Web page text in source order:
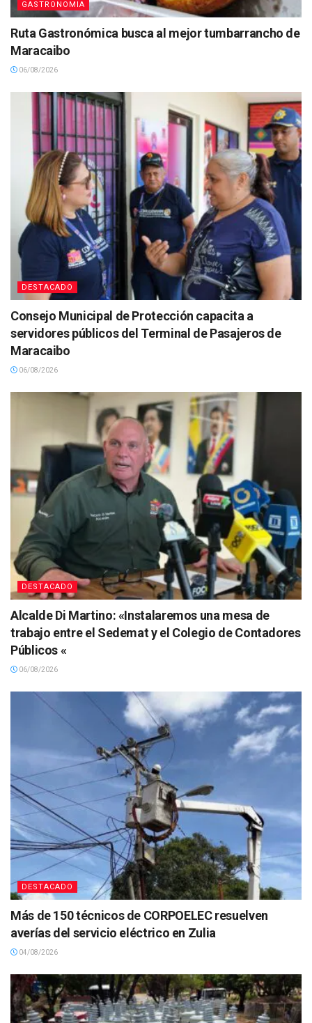
GASTRONOMIA
Ruta Gastronómica busca al mejor tumbarrancho de
Maracaibo
06/08/2026
DESTACADO
Consejo Municipal de Protección capacita a
servidores públicos del Terminal de Pasajeros de
Maracaibo
06/08/2026
DESTACADO
Alcalde Di Martino: «Instalaremos una mesa de
trabajo entre el Sedemat y el Colegio de Contadores
Públicos «
06/08/2026
DESTACADO
Más de 150 técnicos de CORPOELEC resuelven
averías del servicio eléctrico en Zulia
04/08/2026